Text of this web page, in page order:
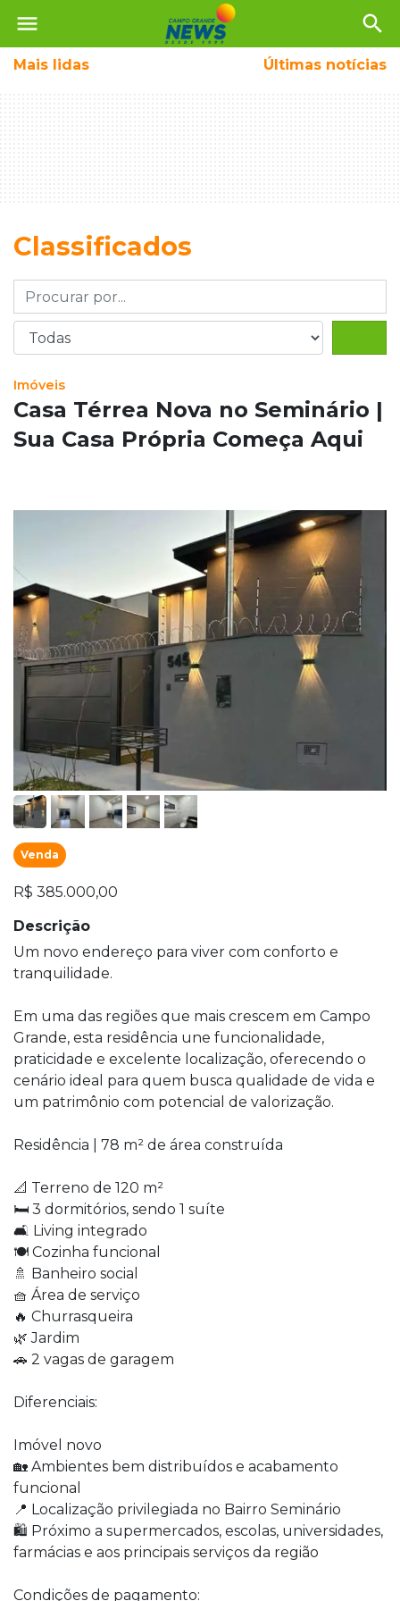
menu search
Mais lidas Últimas notícias
Classificados
Imóveis
Casa Térrea Nova no Seminário |
Sua Casa Própria Começa Aqui
Venda
R$ 385.000,00
Descrição
Um novo endereço para viver com conforto e
tranquilidade.
Em uma das regiões que mais crescem em Campo
Grande, esta residência une funcionalidade,
praticidade e excelente localização, oferecendo o
cenário ideal para quem busca qualidade de vida e
um patrimônio com potencial de valorização.
Residência | 78 m² de área construída
📐 Terreno de 120 m²
🛏️ 3 dormitórios, sendo 1 suíte
🛋️ Living integrado
🍽️ Cozinha funcional
🚿 Banheiro social
🧺 Área de serviço
🔥 Churrasqueira
🌿 Jardim
🚗 2 vagas de garagem
Diferenciais:
Imóvel novo
🏡 Ambientes bem distribuídos e acabamento
funcional
📍 Localização privilegiada no Bairro Seminário
🛍️ Próximo a supermercados, escolas, universidades,
farmácias e aos principais serviços da região
Condições de pagamento: